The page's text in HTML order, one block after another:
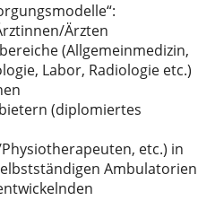
Ärzten
(Allgemeinmedizin,
Labor, Radiologie etc.)
(diplomiertes
etc.) in
Ambulatorien